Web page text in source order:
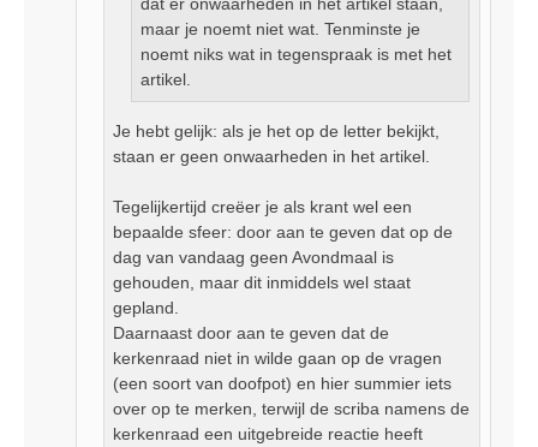
maar je noemt niet wat. Tenminste je
noemt niks wat in tegenspraak is met het
artikel.
Je hebt gelijk: als je het op de letter bekijkt,
staan er geen onwaarheden in het artikel.
Tegelijkertijd creëer je als krant wel een
bepaalde sfeer: door aan te geven dat op de
dag van vandaag geen Avondmaal is
gehouden, maar dit inmiddels wel staat
gepland.
Daarnaast door aan te geven dat de
kerkenraad niet in wilde gaan op de vragen
(een soort van doofpot) en hier summier iets
over op te merken, terwijl de scriba namens de
kerkenraad een uitgebreide reactie heeft